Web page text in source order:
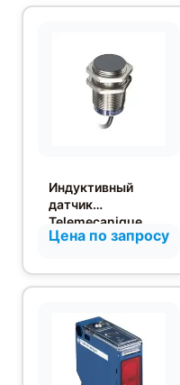
Индуктивный
датчик
Telemecanique
XS630B1PAL2
Цена по запросу